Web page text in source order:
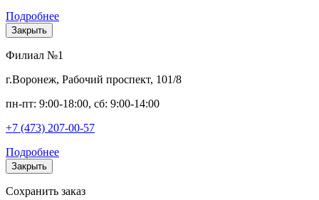
Подробнее
Закрыть
Филиал №1
г.Воронеж, Рабочий проспект, 101/8
пн-пт: 9:00-18:00, сб: 9:00-14:00
+7 (473) 207-00-57
Подробнее
Закрыть
Сохранить заказ